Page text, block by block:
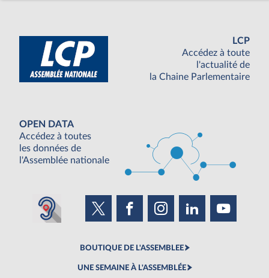
LCP
Accédez à toute
l'actualité de
la Chaine Parlementaire
OPEN DATA
Accédez à toutes
les données de
l'Assemblée nationale
BOUTIQUE DE L'ASSEMBLEE
UNE SEMAINE À L'ASSEMBLÉE